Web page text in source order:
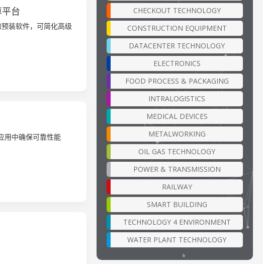
台
装软件，可简化高级
用中确保可靠性能
CHECKOUT TECHNOLOGY
CONSTRUCTION EQUIPMENT
DATACENTER TECHNOLOGY
ELECTRONICS
FOOD PROCESS & PACKAGING
INTRALOGISTICS
MEDICAL DEVICES
METALWORKING
OIL GAS TECHNOLOGY
POWER & TRANSMISSION
RAILWAY
SMART BUILDING
TECHNOLOGY 4 ENVIRONMENT
WATER PLANT TECHNOLOGY